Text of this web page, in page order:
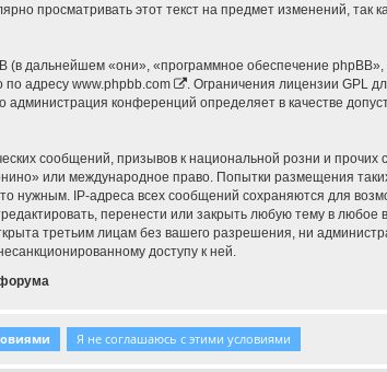
просматривать этот текст на предмет изменений, так
дальнейшем «они», «программное обеспечение phpBB»,
по адресу www.phpbb.com
. Ограничения лицензии GPL
конференций определяет в качестве
сообщений, призывов к национальной розни и
или международное право. Попытки размещения
нужным. IP-адреса всех сообщений сохраняются для
перенести или закрыть любую тему в любое
третьим лицам без вашего разрешения, ни
доступу к ней.